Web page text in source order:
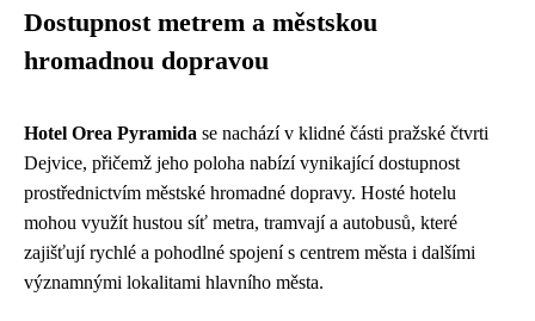
Dostupnost metrem a městskou
hromadnou dopravou
Hotel Orea Pyramida se nachází v klidné části pražské čtvrti
Dejvice, přičemž jeho poloha nabízí vynikající dostupnost
prostřednictvím městské hromadné dopravy. Hosté hotelu
mohou využít hustou síť metra, tramvají a autobusů, které
zajišťují rychlé a pohodlné spojení s centrem města i dalšími
významnými lokalitami hlavního města.